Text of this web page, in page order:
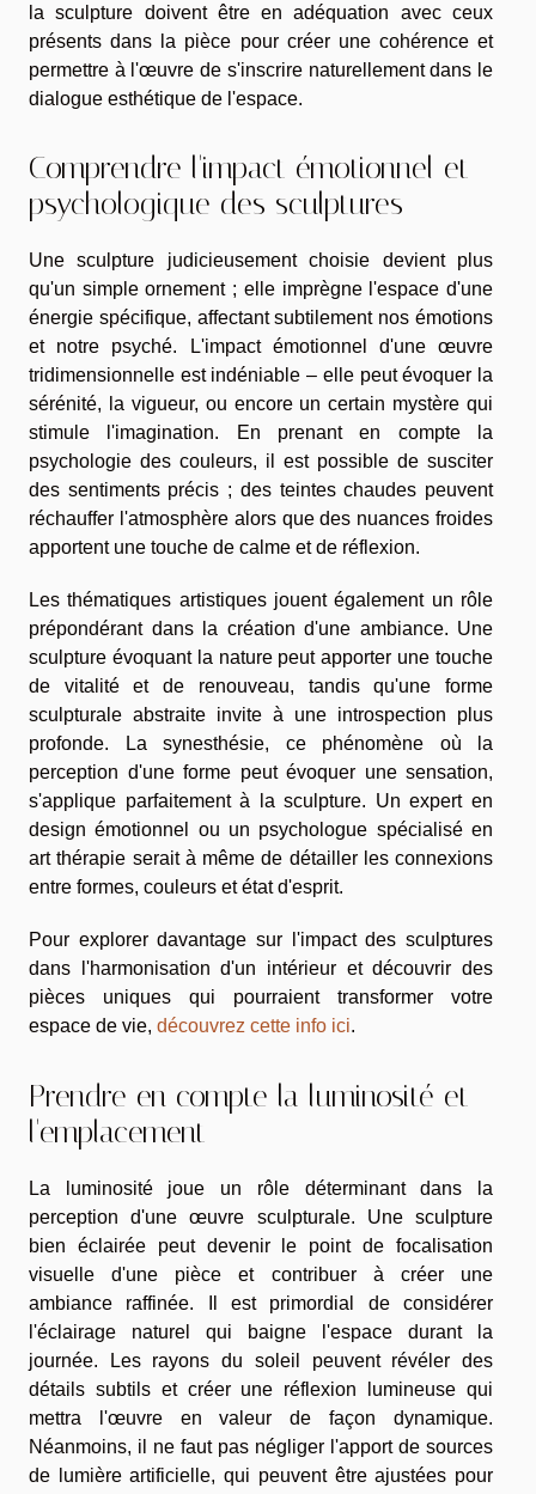
la sculpture doivent être en adéquation avec ceux
présents dans la pièce pour créer une cohérence et
permettre à l'œuvre de s'inscrire naturellement dans le
dialogue esthétique de l'espace.
Comprendre l'impact émotionnel et
psychologique des sculptures
Une sculpture judicieusement choisie devient plus
qu'un simple ornement ; elle imprègne l'espace d'une
énergie spécifique, affectant subtilement nos émotions
et notre psyché. L'impact émotionnel d'une œuvre
tridimensionnelle est indéniable – elle peut évoquer la
sérénité, la vigueur, ou encore un certain mystère qui
stimule l'imagination. En prenant en compte la
psychologie des couleurs, il est possible de susciter
des sentiments précis ; des teintes chaudes peuvent
réchauffer l'atmosphère alors que des nuances froides
apportent une touche de calme et de réflexion.
Les thématiques artistiques jouent également un rôle
prépondérant dans la création d'une ambiance. Une
sculpture évoquant la nature peut apporter une touche
de vitalité et de renouveau, tandis qu'une forme
sculpturale abstraite invite à une introspection plus
profonde. La synesthésie, ce phénomène où la
perception d'une forme peut évoquer une sensation,
s'applique parfaitement à la sculpture. Un expert en
design émotionnel ou un psychologue spécialisé en
art thérapie serait à même de détailler les connexions
entre formes, couleurs et état d'esprit.
Pour explorer davantage sur l'impact des sculptures
dans l'harmonisation d'un intérieur et découvrir des
pièces uniques qui pourraient transformer votre
espace de vie, découvrez cette info ici.
Prendre en compte la luminosité et
l'emplacement
La luminosité joue un rôle déterminant dans la
perception d'une œuvre sculpturale. Une sculpture
bien éclairée peut devenir le point de focalisation
visuelle d'une pièce et contribuer à créer une
ambiance raffinée. Il est primordial de considérer
l'éclairage naturel qui baigne l'espace durant la
journée. Les rayons du soleil peuvent révéler des
détails subtils et créer une réflexion lumineuse qui
mettra l'œuvre en valeur de façon dynamique.
Néanmoins, il ne faut pas négliger l'apport de sources
de lumière artificielle, qui peuvent être ajustées pour